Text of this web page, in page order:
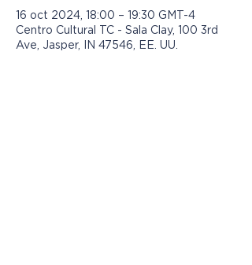
16 oct 2024, 18:00 – 19:30 GMT-4
Centro Cultural TC - Sala Clay, 100 3rd
Ave, Jasper, IN 47546, EE. UU.